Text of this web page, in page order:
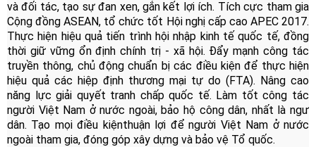
và đối tác, tạo sự đan xen, gắn kết lợi ích. Tích cực tham gia
Cộng đồng ASEAN, tổ chức tốt Hội nghị cấp cao APEC 2017.
Thực hiện hiệu quả tiến trình hội nhập kinh tế quốc tế, đồng
thời giữ vững ổn định chính trị - xã hội. Đẩy mạnh công tác
truyền thông, chủ động chuẩn bị các điều kiện để thực hiện
hiệu quả các hiệp định thương mại tự do (FTA). Nâng cao
năng lực giải quyết tranh chấp quốc tế. Làm tốt công tác
người Việt Nam ở nước ngoài, bảo hộ công dân, nhất là ngư
dân. Tạo mọi điều kiệnthuận lợi để người Việt Nam ở nước
ngoài tham gia, đóng góp xây dựng và bảo vệ Tổ quốc.